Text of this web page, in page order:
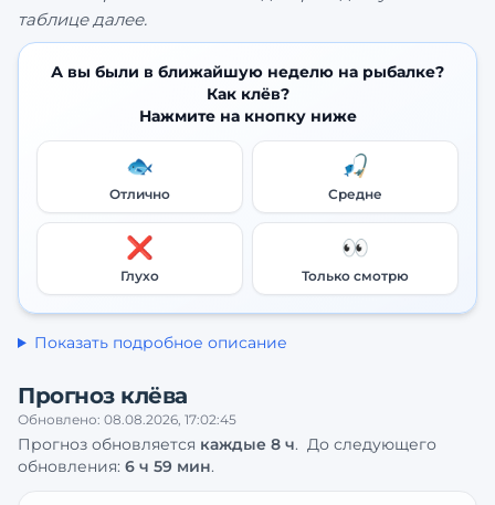
таблице далее.
А вы были в ближайшую неделю на рыбалке?
Как клёв?
Нажмите на кнопку ниже
🐟
Отлично
🎣
Средне
❌
Глухо
👀
Только смотрю
Показать подробное описание
Прогноз клёва
Обновлено: 08.08.2026, 17:02:45
Прогноз обновляется каждые 8 ч. До следующего
обновления: 6 ч 59 мин.